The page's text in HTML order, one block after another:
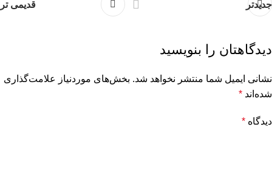
جدیدتر قدیمی تر
دیدگاهتان را بنویسید
نشانی ایمیل شما منتشر نخواهد شد. بخش‌های موردنیاز علامت‌گذاری
شده‌اند *
دیدگاه *